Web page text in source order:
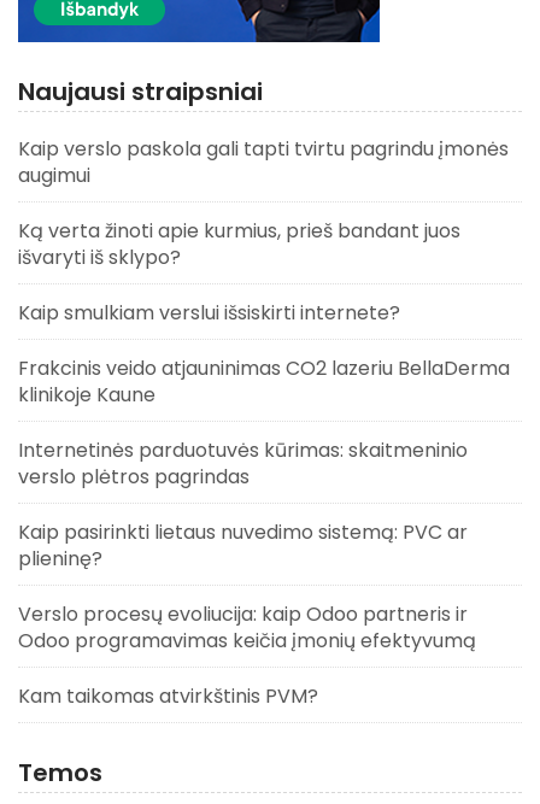
Naujausi straipsniai
Kaip verslo paskola gali tapti tvirtu pagrindu įmonės
augimui
Ką verta žinoti apie kurmius, prieš bandant juos
išvaryti iš sklypo?
Kaip smulkiam verslui išsiskirti internete?
Frakcinis veido atjauninimas CO2 lazeriu BellaDerma
klinikoje Kaune
Internetinės parduotuvės kūrimas: skaitmeninio
verslo plėtros pagrindas
Kaip pasirinkti lietaus nuvedimo sistemą: PVC ar
plieninę?
Verslo procesų evoliucija: kaip Odoo partneris ir
Odoo programavimas keičia įmonių efektyvumą
Kam taikomas atvirkštinis PVM?
Temos